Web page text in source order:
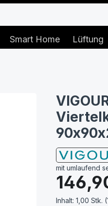
Smart Home Lüftung
mit umlaufend
Regulärer Preis:
Inhalt:1,00 Stk.